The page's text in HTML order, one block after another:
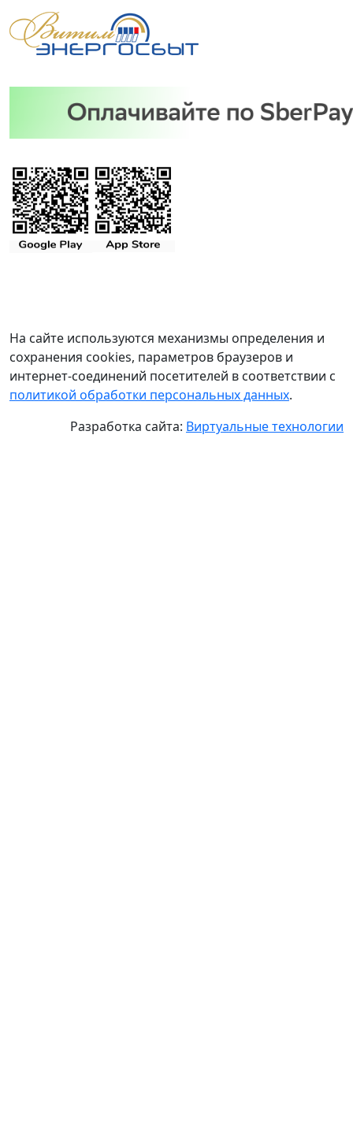
На сайте используются механизмы определения и
сохранения cookies, параметров браузеров и
интернет-соединений посетителей в соответствии с
политикой обработки персональных данных.
Разработка сайта: Виртуальные технологии